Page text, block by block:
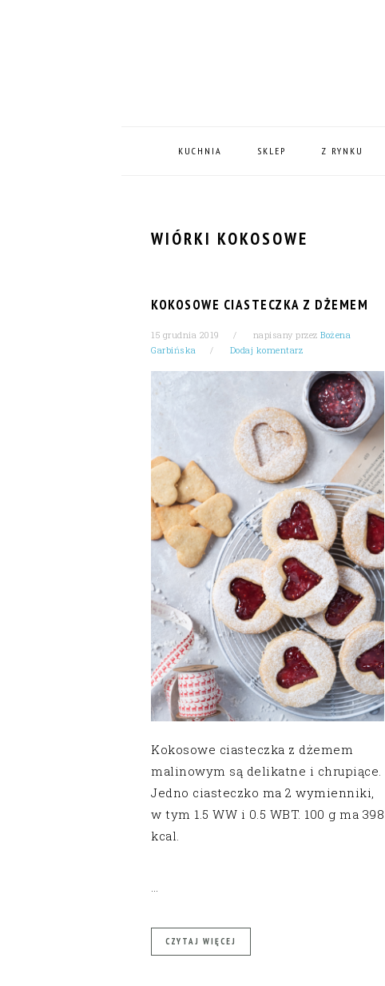
KUCHNIA SKLEP Z RYNKU
WIÓRKI KOKOSOWE
KOKOSOWE CIASTECZKA Z DŻEMEM
15 grudnia 2019 napisany przez Bożena
Garbińska
Dodaj komentarz
Kokosowe ciasteczka z dżemem
malinowym są delikatne i chrupiące.
Jedno ciasteczko ma 2 wymienniki,
w tym 1.5 WW i 0.5 WBT. 100 g ma 398
kcal.
…
CZYTAJ WIĘCEJ